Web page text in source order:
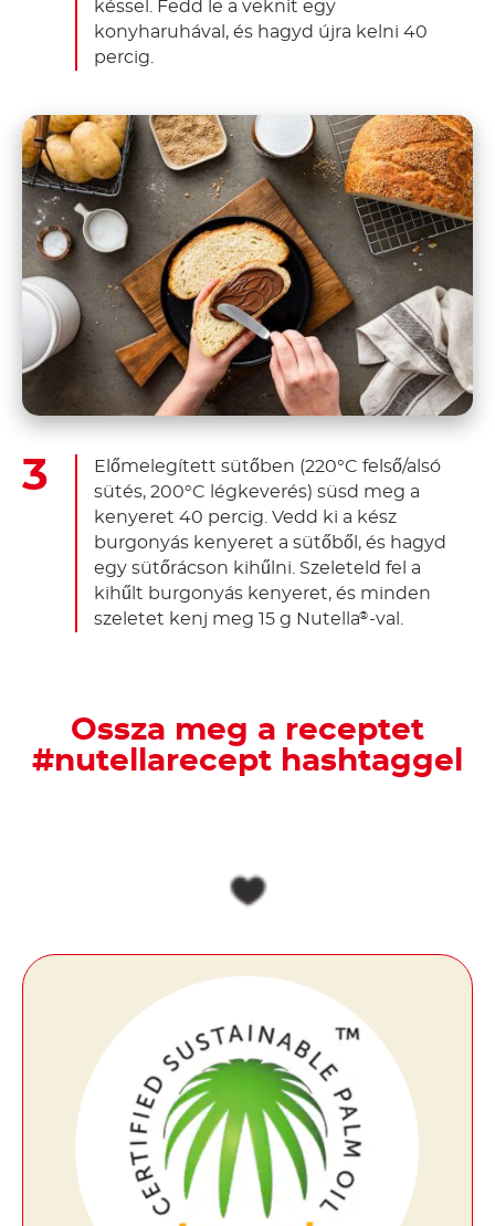
késsel. Fedd le a veknit egy
konyharuhával, és hagyd újra kelni 40
percig.
Előmelegített sütőben (220°C felső/alsó
sütés, 200°C légkeverés) süsd meg a
kenyeret 40 percig. Vedd ki a kész
burgonyás kenyeret a sütőből, és hagyd
egy sütőrácson kihűlni. Szeleteld fel a
kihűlt burgonyás kenyeret, és minden
szeletet kenj meg 15 g Nutella® -val.
Ossza meg a receptet
#nutellarecept hashtaggel